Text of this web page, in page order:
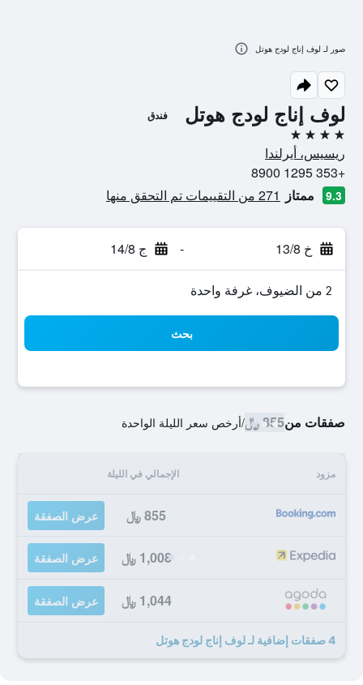
لوف إناج لودج هوتل فندق
4 نجوم
ريسيس، أيرلندا
+353 1295 8900
9.3 ممتاز 271 من التقييمات تم التحقق منها
خ 13/8 - ج 14/8
2 من الضيوف، غرفة واحدة
بحث
صفقات من855 ﷼ /أرخص سعر الليلة الواحدة
مزود الإجمالي في الليلة
855 ﷼ عرض الصفقة
1,008 ﷼ عرض الصفقة
1,044 ﷼ عرض الصفقة
4 صفقات إضافية لـ لوف إناج لودج هوتل
صور لـ لوف إناج لودج هوتل